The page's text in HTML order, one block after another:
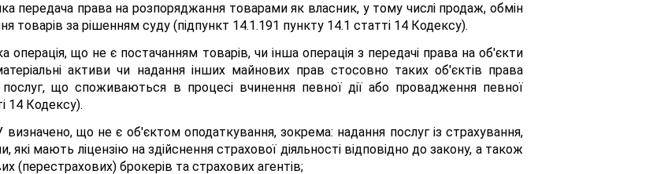
передача права на розпоряджання товарами як власник, у тому числі продаж, обмін
товарів за рішенням суду (підпункт 14.1.191 пункту 14.1 статті 14 Кодексу).
операція, що не є постачанням товарів, чи інша операція з передачі права на об'єкти
активи чи надання інших майнових прав стосовно таких об'єктів права
послуг, що споживаються в процесі вчинення певної дії або провадження певної
14 Кодексу).
що не є об'єктом оподаткування, зокрема: надання послуг із страхування,
мають ліцензію на здійснення страхової діяльності відповідно до закону, а також
(перестрахових) брокерів та страхових агентів;